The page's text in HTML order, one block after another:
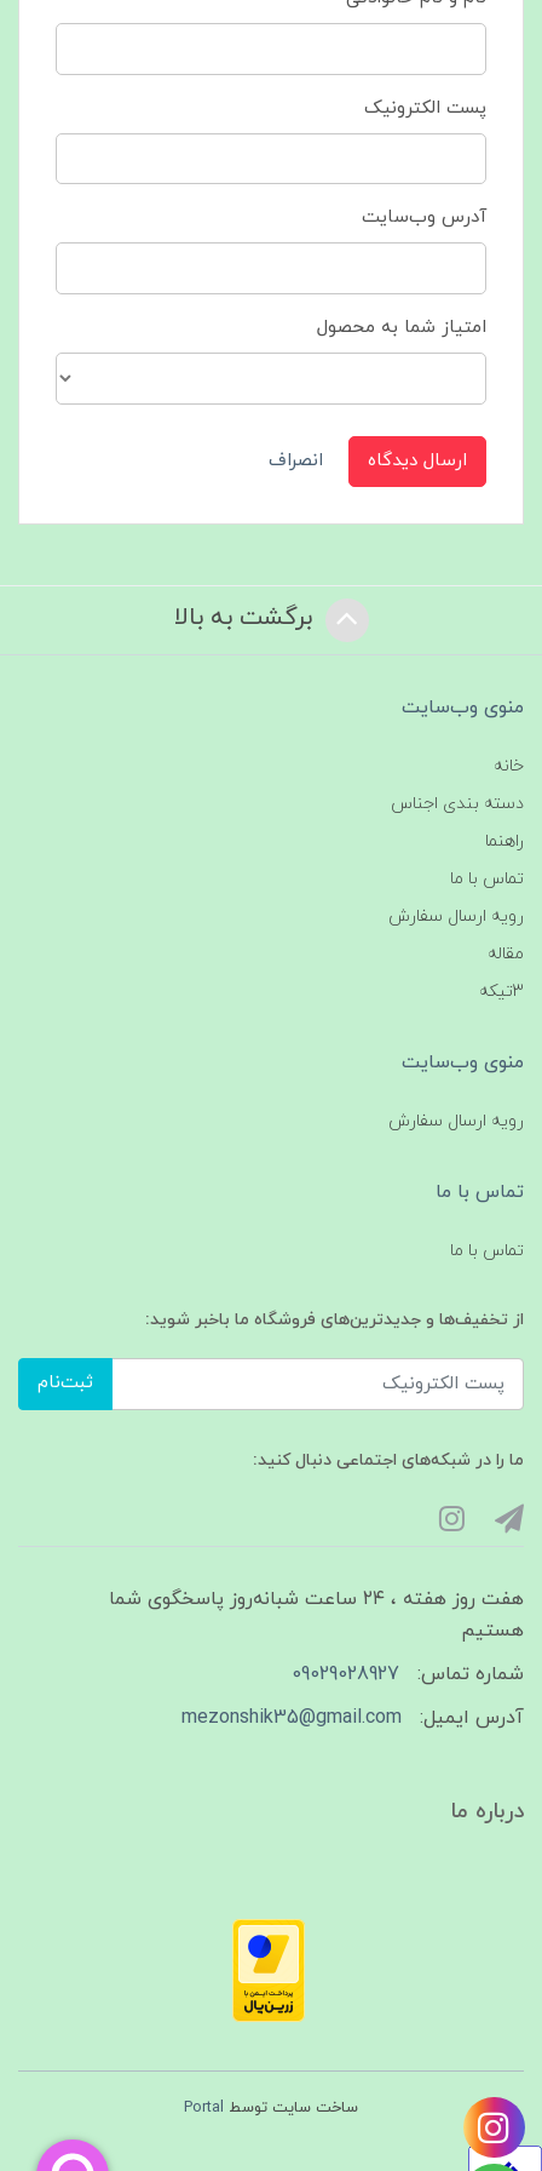
پست الکترونیک
آدرس وب‌سایت
امتیاز شما به محصول
ارسال دیدگاه انصراف
برگشت به بالا
منوی وب‌سایت
خانه
دسته بندی اجناس
راهنما
تماس با ما
رویه ارسال سفارش
مقاله
3تیکه
منوی وب‌سایت
رویه ارسال سفارش
تماس با ما
تماس با ما
از تخفیف‌ها و جدیدترین‌های فروشگاه ما باخبر شوید:
ثبت‌نام
ما را در شبکه‌های اجتماعی دنبال کنید:
هفت روز هفته ، ۲۴ ساعت شبانه‌روز پاسخگوی شما
هستیم
شماره تماس:
09029028927
آدرس ایمیل:
mezonshik35@gmail.com
درباره ما
ساخت سایت توسط Portal